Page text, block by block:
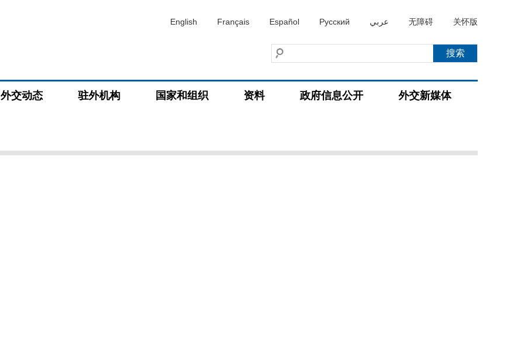
English Français Español Русский عربي 无障碍 关怀版
外交动态 驻外机构 国家和组织 资料 政府信息公开 外交新媒体